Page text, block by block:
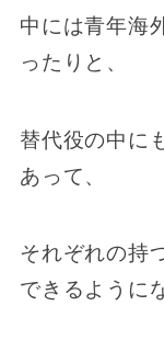
中には青年海
ったりと、
替代役の中に
あって、
それぞれの持
できるように